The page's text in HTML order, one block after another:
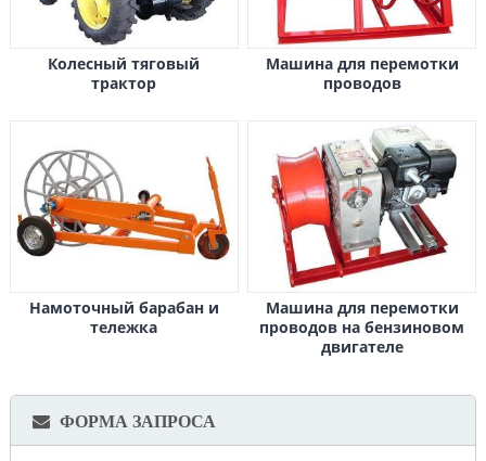
Колесный тяговый
трактор
Машина для перемотки
проводов
Намоточный барабан и
тележка
Машина для перемотки
проводов на бензиновом
двигателе
ФОРМА ЗАПРОСА